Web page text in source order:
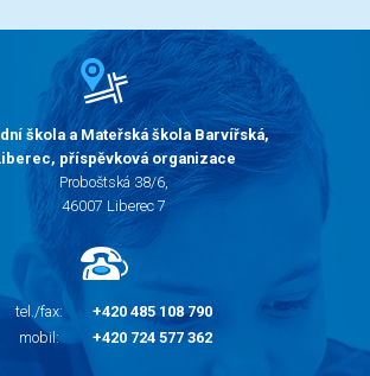
škola a Mateřská škola Barvířská,
příspěvková organizace
Proboštská 38/6,
46007 Liberec 7
tel./fax:
+420 485 108 790
mobil:
+420 724 577 362